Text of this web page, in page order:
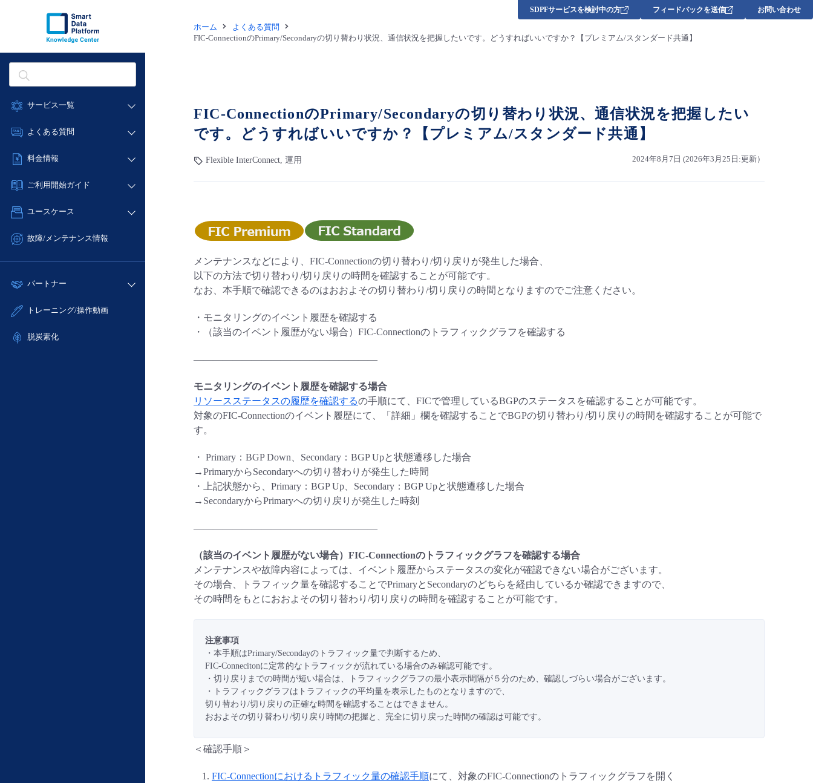
サービス一覧
データ利活用
ネットワーク
IoT
サポート
管理機能
よくある質問
データ利活用
ネットワーク
IoT
サポート
管理機能
すべてのメニューを見る
料金情報
料金シミュレーター
クラウド/サーバー
ネットワーク
サポート
すべてのメニューを見る
ご利用開始ガイド
■ 管理機能
- 初期設定・確認
- ユーザー機能の管理
- APIリファレンス
ユースケース
- バックアップ
- IoT
- ITインフラストラクチャー
故障/メンテナンス情報
サービス稼働状況
故障/メンテナンス履歴
定期メンテナンス
パートナー
販売パートナー向けプログラム
トレーニング/操作動画
脱炭素化
SDPFサービスを検討中の方 フィードバックを送信 お問い合わせ
ホーム
よくある質問
FIC-ConnectionのPrimary/Secondaryの切り替わり状況、通信状況を把握したいです。どうすればいいですか？【プレミアム/スタンダード共通】​
FIC-ConnectionのPrimary/Secondaryの切り替わり状況、通信状況を把握したい
です。どうすればいいですか？【プレミアム/スタンダード共通】​
Flexible InterConnect, 運用 2024年8月7日 (2026年3月25日:更新）
メンテナンスなどにより、FIC-Connectionの切り替わり/切り戻りが発生した場合、
以下の方法で切り替わり/切り戻りの時間を確認することが可能です。
なお、本手順で確認できるのはおおよその切り替わり/切り戻りの時間となりますのでご注意ください。
・モニタリングのイベント履歴を確認する
・（該当のイベント履歴がない場合）FIC-Connectionのトラフィックグラフを確認する
———————————————————
モニタリングのイベント履歴を確認する場合
リソースステータスの履歴を確認するの手順にて、FICで管理しているBGPのステータスを確認することが可能です。
対象のFIC-Connectionのイベント履歴にて、「詳細」欄を確認することでBGPの切り替わり/切り戻りの時間を確認することが可能で
す。
・ Primary：BGP Down、Secondary：BGP Upと状態遷移した場合
→PrimaryからSecondaryへの切り替わりが発生した時間
・上記状態から、Primary：BGP Up、Secondary：BGP Upと状態遷移した場合
→SecondaryからPrimaryへの切り戻りが発生した時刻
———————————————————
（該当のイベント履歴がない場合）FIC-Connectionのトラフィックグラフを確認する場合
メンテナンスや故障内容によっては、イベント履歴からステータスの変化が確認できない場合がございます。
その場合、トラフィック量を確認することでPrimaryとSecondaryのどちらを経由しているか確認できますので、
その時間をもとにおおよその切り替わり/切り戻りの時間を確認することが可能です。
注意事項
・本手順はPrimary/Secondayのトラフィック量で判断するため、
FIC-Connecitonに定常的なトラフィックが流れている場合のみ確認可能です。
・切り戻りまでの時間が短い場合は、トラフィックグラフの最小表示間隔が５分のため、確認しづらい場合がございます。
・トラフィックグラフはトラフィックの平均量を表示したものとなりますので、
切り替わり/切り戻りの正確な時間を確認することはできません。
おおよその切り替わり/切り戻り時間の把握と、完全に切り戻った時間の確認は可能です。
＜確認手順＞
FIC-Connectionにおけるトラフィック量の確認手順にて、対象のFIC-Connectionのトラフィックグラフを開く